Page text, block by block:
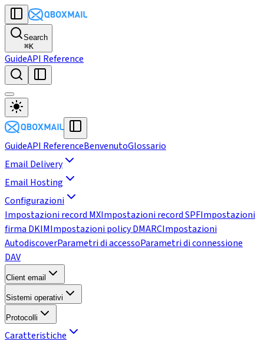
Search
⌘K
GuideAPI Reference
GuideAPI ReferenceBenvenutoGlossario
Email Delivery
Email Hosting
Configurazioni
Impostazioni record MXImpostazioni record SPFImpostazioni
firma DKIMImpostazioni policy DMARCImpostazioni
AutodiscoverParametri di accessoParametri di connessione
DAV
Client email
Sistemi operativi
Protocolli
Caratteristiche